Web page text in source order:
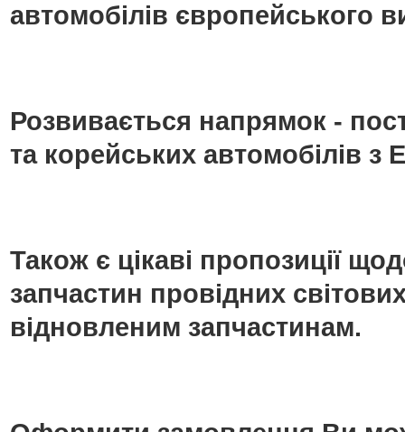
автомобілів європейського
Розвивається напрямок -
та корейських автомобілів з
Також є цікаві пропозиції
запчастин провідних
відновленим запчастинам.